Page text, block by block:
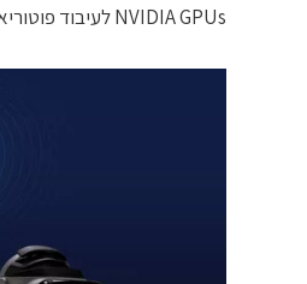
NVIDIA GPUs לעיבוד פוטוריאליסטי.